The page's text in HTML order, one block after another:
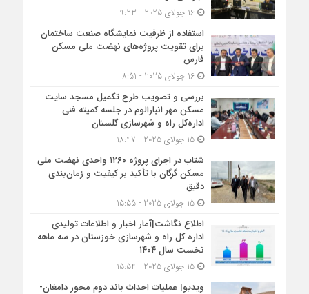
16 جولای 2025 - 9:23
استفاده از ظرفیت نمایشگاه صنعت ساختمان
برای تقویت پروژه‌های نهضت ملی مسکن
فارس
16 جولای 2025 - 8:51
بررسی و تصویب طرح تکمیل مسجد سایت
مسکن مهر انبارالوم در جلسه کمیته فنی
اداره‌کل راه و شهرسازی گلستان
15 جولای 2025 - 18:47
شتاب در اجرای پروژه ۱۲۶۰ واحدی نهضت ملی
مسکن گرگان با تأکید بر کیفیت و زمان‌بندی
دقیق
15 جولای 2025 - 15:55
اطلاع نگاشت|آمار اخبار و اطلاعات تولیدی
اداره کل راه و شهرسازی خوزستان در سه ماهه
نخست سال ۱۴۰۴
15 جولای 2025 - 15:54
ویدیو| عملیات احداث باند دوم محور دامغان-